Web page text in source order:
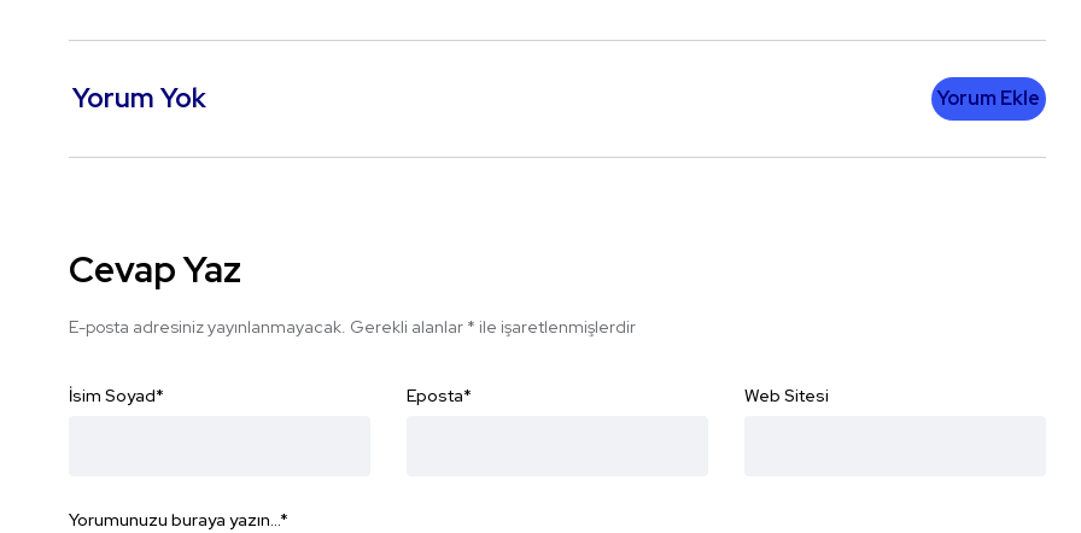
Yorum Yok Yorum Ekle
Cevap Yaz
E-posta adresiniz yayınlanmayacak. Gerekli alanlar * ile işaretlenmişlerdir
İsim Soyad* Eposta* Web Sitesi
Yorumunuzu buraya yazın...*